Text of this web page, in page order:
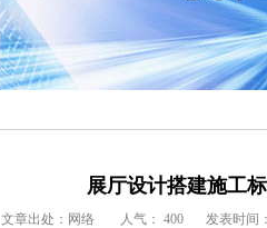
展厅设计搭建施工
文章出处：网络 人气： 400 发表时间